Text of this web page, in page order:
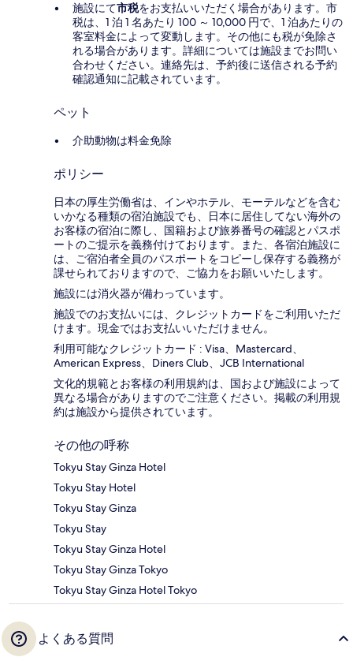
施設にて市税をお支払いいただく場合があります。市
税は、1 泊 1 名あたり 100 ～ 10,000 円で、1 泊あたりの
客室料金によって変動します。その他にも税が免除さ
れる場合があります。詳細については施設までお問い
合わせください。連絡先は、予約後に送信される予約
確認通知に記載されています。
ペット
介助動物は料金免除
ポリシー
日本の厚生労働省は、インやホテル、モーテルなどを含む
いかなる種類の宿泊施設でも、日本に​居住してない海外の
お客様の宿泊に際し、国籍および旅券番号の確認とパスポ
ートのご提示を義務付け​ております。また、各宿泊施設に
は、ご宿泊者全員のパスポートをコピーし保存する義務が
課せられておりますの​で、ご協力をお願いいたします。
施設には消火器が備わっています。
施設でのお支払いには、クレジットカードをご利用いただ
けます。現金ではお支払いいただけません。
利用可能なクレジットカード : Visa、Mastercard、
American Express、Diners Club、JCB International
文化的規範とお客様の利用規約は、国および施設によって
異なる場合がありますのでご注意ください。掲載の利用規
約は施設から提供されています。
その他の呼称
Tokyu Stay Ginza Hotel
Tokyu Stay Hotel
Tokyu Stay Ginza
Tokyu Stay
Tokyu Stay Ginza Hotel
Tokyu Stay Ginza Tokyo
Tokyu Stay Ginza Hotel Tokyo
よくある質問